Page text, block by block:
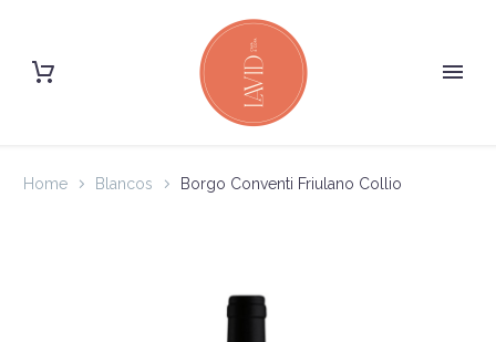
Home Blancos Borgo Conventi Friulano Collio